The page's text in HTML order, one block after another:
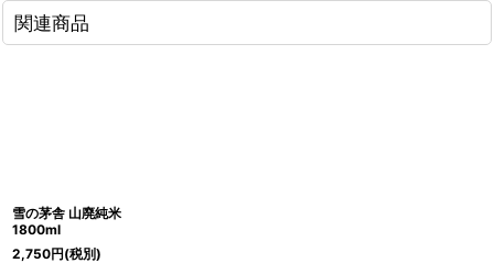
関連商品
雪の茅舎 山廃純米
1800ml
2,750円(税別)